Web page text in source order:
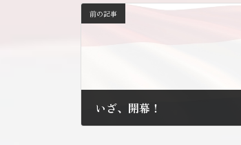
前の記事
いざ、開幕！